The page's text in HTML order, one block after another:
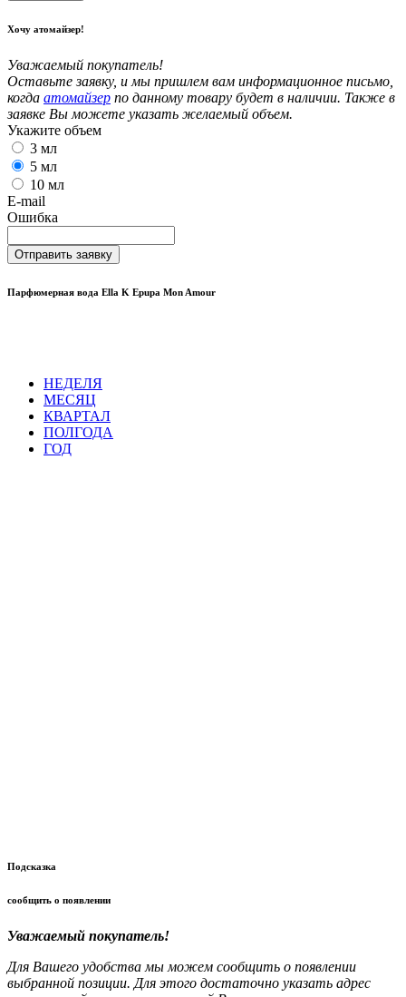
Хочу атомайзер!
Уважаемый покупатель!
Оставьте заявку, и мы пришлем вам информационное письмо,
когда атомайзер по данному товару будет в наличии. Также в
заявке Вы можете указать желаемый объем.
Укажите объем
3 мл
5 мл
10 мл
E-mail
Ошибка
Отправить заявку
Парфюмерная вода Ella K Epupa Mon Amour
НЕДЕЛЯ
МЕСЯЦ
КВАРТАЛ
ПОЛГОДА
ГОД
Подсказка
сообщить о появлении
Уважаемый покупатель!
Для Вашего удобства мы можем сообщить о появлении
выбранной позиции. Для этого достаточно указать адрес